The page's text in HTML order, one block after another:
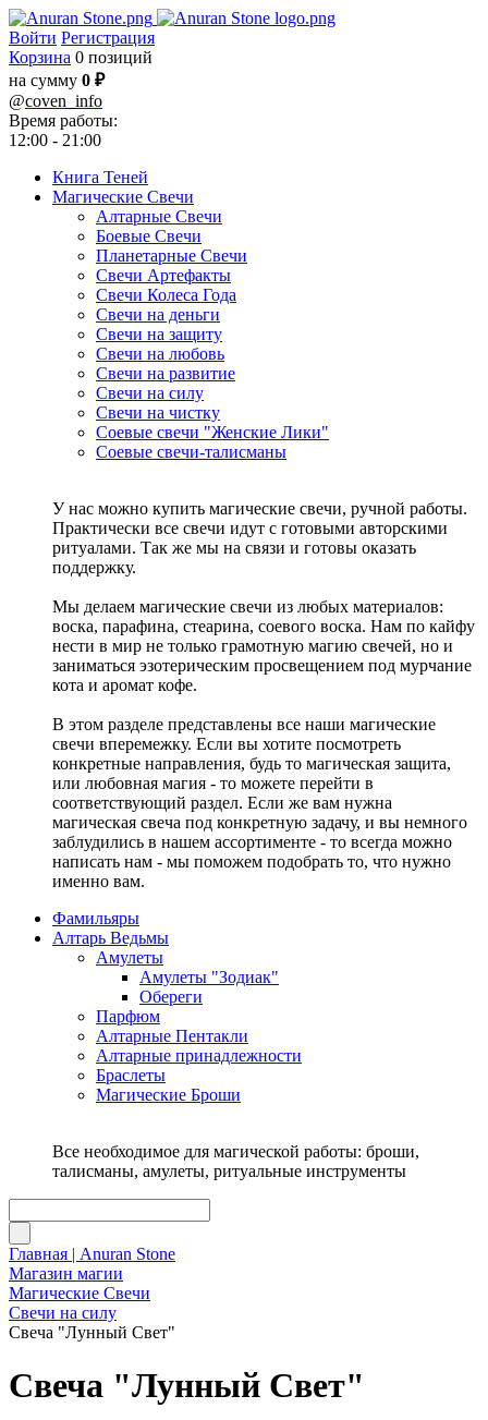
Войти Регистрация
Корзина 0 позиций
на сумму 0 ₽
@coven_info
Время работы:
12:00 - 21:00
Книга Теней
Магические Свечи
Алтарные Свечи
Боевые Свечи
Планетарные Свечи
Свечи Артефакты
Свечи Колеса Года
Свечи на деньги
Свечи на защиту
Свечи на любовь
Свечи на развитие
Свечи на силу
Свечи на чистку
Соевые свечи "Женские Лики"
Соевые свечи-талисманы
У нас можно купить магические свечи, ручной работы.
Практически все свечи идут с готовыми авторскими
ритуалами. Так же мы на связи и готовы оказать
поддержку.
Мы делаем магические свечи из любых материалов:
воска, парафина, стеарина, соевого воска. Нам по кайфу
нести в мир не только грамотную магию свечей, но и
заниматься эзотерическим просвещением под мурчание
кота и аромат кофе.
В этом разделе представлены все наши магические
свечи вперемежку. Если вы хотите посмотреть
конкретные направления, будь то магическая защита,
или любовная магия - то можете перейти в
соответствующий раздел. Если же вам нужна
магическая свеча под конкретную задачу, и вы немного
заблудились в нашем ассортименте - то всегда можно
написать нам - мы поможем подобрать то, что нужно
именно вам.
Фамильяры
Алтарь Ведьмы
Амулеты
Амулеты "Зодиак"
Обереги
Парфюм
Алтарные Пентакли
Алтарные принадлежности
Браслеты
Магические Броши
Все необходимое для магической работы: броши,
талисманы, амулеты, ритуальные инструменты
Главная | Anuran Stone
Магазин магии
Магические Свечи
Свечи на силу
Свеча "Лунный Свет"
Свеча "Лунный Свет"